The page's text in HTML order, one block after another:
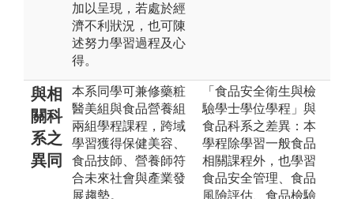
加以呈現，若處於經
濟不利狀況，也可陳
述努力學習過程及心
得。
與相
關科
系之
異同
本系同學可兼修藥粧
醫美組與食品營養組
兩組學程課程，跨域
學習獲得保健美容、
食品技師、營養師符
合未來社會與產業發
展趨勢。
「食品安全衛生與檢
驗學士學位學程」與
食品科系之差異：本
學程除學習一般食品
相關課程外，也學習
食品安全管理、食品
風險評估、食品檢驗